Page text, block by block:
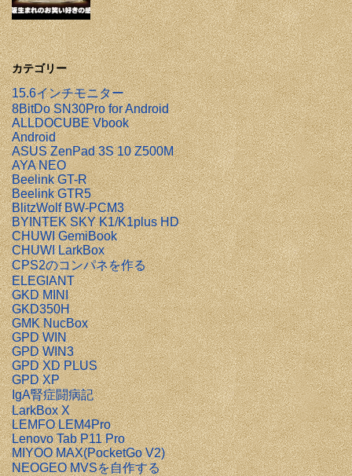
カテゴリー
15.6インチモニター
8BitDo SN30Pro for Android
ALLDOCUBE Vbook
Android
ASUS ZenPad 3S 10 Z500M
AYA NEO
Beelink GT-R
Beelink GTR5
BlitzWolf BW-PCM3
BYINTEK SKY K1/K1plus HD
CHUWI GemiBook
CHUWI LarkBox
CPS2のコンパネを作る
ELEGIANT
GKD MINI
GKD350H
GMK NucBox
GPD WIN
GPD WIN3
GPD XD PLUS
GPD XP
IgA腎症闘病記
LarkBox X
LEMFO LEM4Pro
Lenovo Tab P11 Pro
MIYOO MAX(PocketGo V2)
NEOGEO MVSを自作する